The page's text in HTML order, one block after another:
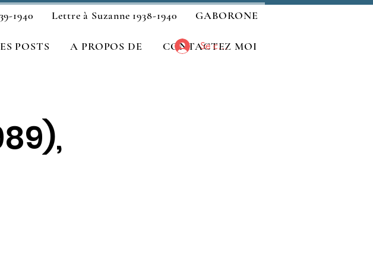
1940 Lettre à Suzanne 1938-1940 GABORONE
POSTS A PROPOS DE CONTACTEZ MOI
Se connecter